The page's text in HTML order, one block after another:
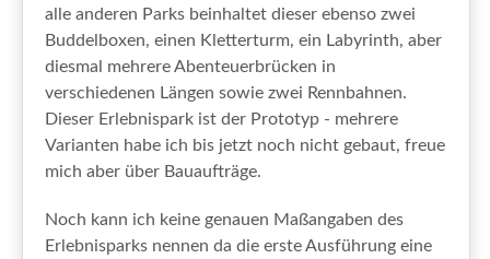
alle anderen Parks beinhaltet dieser ebenso zwei
Buddelboxen, einen Kletterturm, ein Labyrinth, aber
diesmal mehrere Abenteuerbrücken in
verschiedenen Längen sowie zwei Rennbahnen.
Dieser Erlebnispark ist der Prototyp - mehrere
Varianten habe ich bis jetzt noch nicht gebaut, freue
mich aber über Bauaufträge.
Noch kann ich keine genauen Maßangaben des
Erlebnisparks nennen da die erste Ausführung eine